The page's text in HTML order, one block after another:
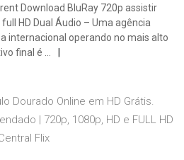
Download BluRay 720p assistir
HD Dual Áudio – Uma agência
internacional operando no mais alto
final é …
Dourado Online em HD Grátis.
| 720p, 1080p, HD e FULL HD
Flix